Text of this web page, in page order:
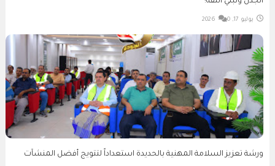
يوليو 17, 2026 0
ورشة تعزيز السلامة المهنية بالحديدة استعداداً لتتويج أفضل المنشآت